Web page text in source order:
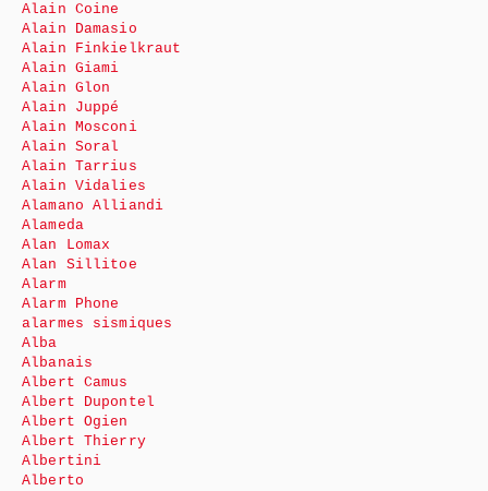
Alain Coine
Alain Damasio
Alain Finkielkraut
Alain Giami
Alain Glon
Alain Juppé
Alain Mosconi
Alain Soral
Alain Tarrius
Alain Vidalies
Alamano Alliandi
Alameda
Alan Lomax
Alan Sillitoe
Alarm
Alarm Phone
alarmes sismiques
Alba
Albanais
Albert Camus
Albert Dupontel
Albert Ogien
Albert Thierry
Albertini
Alberto